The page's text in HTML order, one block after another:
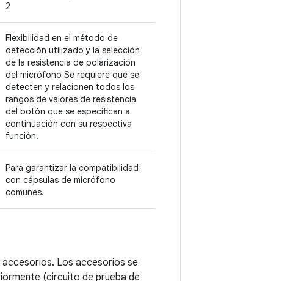
2
Flexibilidad en el método de
detección utilizado y la selección
de la resistencia de polarización
del micrófono Se requiere que se
detecten y relacionen todos los
rangos de valores de resistencia
del botón que se especifican a
continuación con su respectiva
función.
Para garantizar la compatibilidad
con cápsulas de micrófono
comunes.
Los accesorios se
(circuito de prueba de